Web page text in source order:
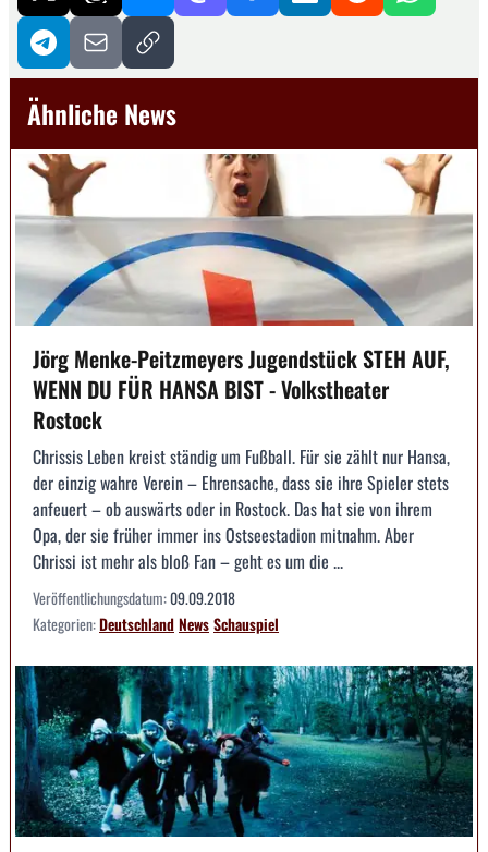
Ähnliche News
Jörg Menke-Peitzmeyers Jugendstück STEH AUF,
WENN DU FÜR HANSA BIST - Volkstheater
Rostock
Chrissis Leben kreist ständig um Fußball. Für sie zählt nur Hansa,
der einzig wahre Verein – Ehrensache, dass sie ihre Spieler stets
anfeuert – ob auswärts oder in Rostock. Das hat sie von ihrem
Opa, der sie früher immer ins Ostseestadion mitnahm. Aber
Chrissi ist mehr als bloß Fan – geht es um die ...
Veröffentlichungsdatum:09.09.2018
Kategorien:DeutschlandNewsSchauspiel